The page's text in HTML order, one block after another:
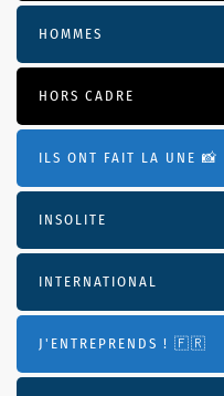
HOMMES
HORS CADRE
ILS ONT FAIT LA UNE 📸
INSOLITE
INTERNATIONAL
J'ENTREPRENDS ! 🇫🇷